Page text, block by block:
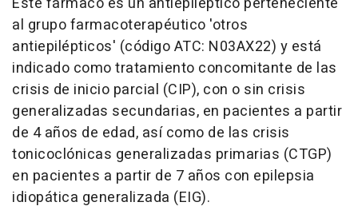
al grupo farmacoterapéutico 'otros
antiepilépticos' (código ATC: N03AX22) y está
indicado como tratamiento concomitante de las
crisis de inicio parcial (CIP), con o sin crisis
generalizadas secundarias, en pacientes a partir
de 4 años de edad, así como de las crisis
tonicoclónicas generalizadas primarias (CTGP)
en pacientes a partir de 7 años con epilepsia
idiopática generalizada (EIG).